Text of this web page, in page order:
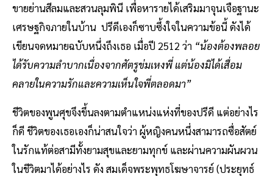
ขายย่านสีลมและสวนลุมพินี เพื่อหารายได้เสริมมาจุนเจือฐานะ
เศรษฐกิจภายในบ้าน ปรีดีเองก็ซาบซึ้งใจในความข้อนี้ ดังได้
เขียนจดหมายฉบับหนึ่งถึงเธอ เมื่อปี 2512 ว่า “น้องต้องพลอย
ได้รับความลำบากเนื่องจากศัตรูข่มเหงพี่ แต่น้องมิได้เสื่อม
คลายในความรักและความเห็นใจพี่ตลอดมา”
ชีวิตของพูนศุขจึงขึ้นลงตามตำแหน่งแห่งที่ของปรีดี แต่อย่างไร
ก็ดี ชีวิตของเธอเองก็น่าสนใจว่า ผู้หญิงคนหนึ่งสามารถซื่อสัตย์
ในรักแท้ต่อสามีทั้งยามสุขและยามทุกข์ และผ่านความผันผวน
ในชีวิตมาได้อย่างไร ดัง สมเด็จพระพุทธโฆษาจารย์ (ประยุทธ์